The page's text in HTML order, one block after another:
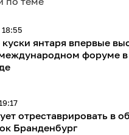
янтаря впервые
форуме в
18:55
отреставрировать в
Бранденбург